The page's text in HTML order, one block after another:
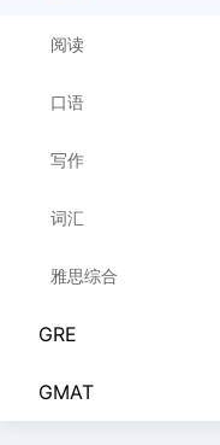
阅读
口语
写作
词汇
雅思综合
GRE
GMAT